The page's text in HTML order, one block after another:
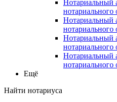
Нотариальный
нотариального
Нотариальный
нотариального
Нотариальный
нотариального
Нотариальный
нотариального
Ещё
Найти нотариуса